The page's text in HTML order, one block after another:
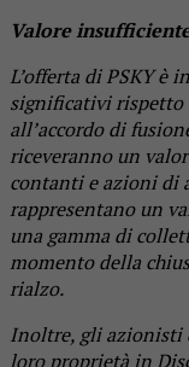
Valore
L’offerta di PSKY è
significativi rispetto
all’accordo di
riceveranno un
contanti e azioni di
rappresentano un
una gamma di
momento della
rialzo.
Inoltre, gli azionisti
loro proprietà in